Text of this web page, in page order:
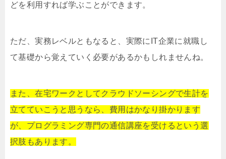
どを利用すれば学ぶことができます。
ただ、実務レベルともなると、実際にIT企業に就職し
て基礎から覚えていく必要があるかもしれませんね。
また、在宅ワークとしてクラウドソーシングで生計を
立てていこうと思うなら、費用はかなり掛かります
が、プログラミング専門の通信講座を受けるという選
択肢もあります。